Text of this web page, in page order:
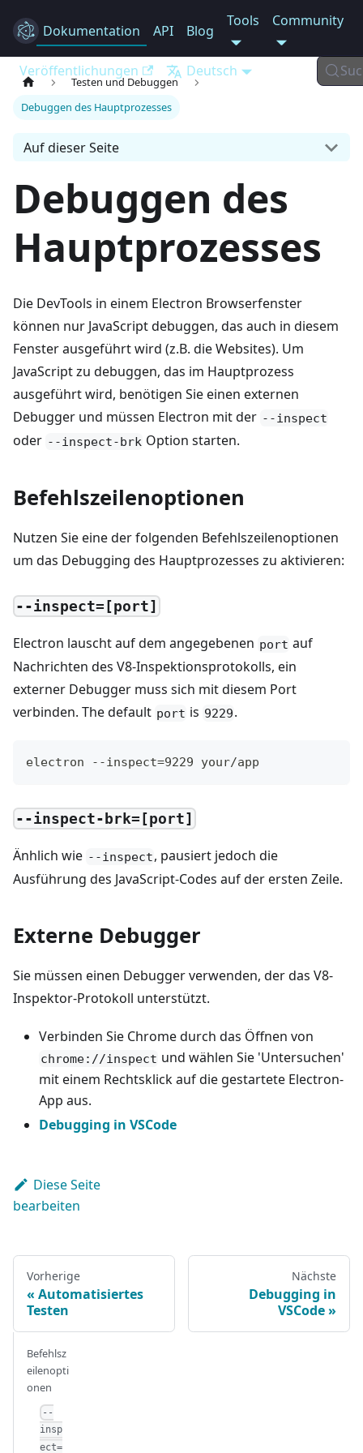
Electron
Dokumentation API Blog
Tools Community
Veröffentlichungen Deutsch
Testen und Debuggen
Debuggen des Hauptprozesses
Auf dieser Seite
Debuggen des
Hauptprozesses
Die DevTools in einem Electron Browserfenster
können nur JavaScript debuggen, das auch in diesem
Fenster ausgeführt wird (z.B. die Websites). Um
JavaScript zu debuggen, das im Hauptprozess
ausgeführt wird, benötigen Sie einen externen
Debugger und müssen Electron mit der --inspect
oder --inspect-brk Option starten.
Befehlszeilenoptionen
Nutzen Sie eine der folgenden Befehlszeilenoptionen
um das Debugging des Hauptprozesses zu aktivieren:
--inspect=[port]
Electron lauscht auf dem angegebenen port auf
Nachrichten des V8-Inspektionsprotokolls, ein
externer Debugger muss sich mit diesem Port
verbinden. The default port is 9229.
electron --inspect=9229 your/app
--inspect-brk=[port]
Änhlich wie --inspect, pausiert jedoch die
Ausführung des JavaScript-Codes auf der ersten Zeile.
Externe Debugger
Sie müssen einen Debugger verwenden, der das V8-
Inspektor-Protokoll unterstützt.
Verbinden Sie Chrome durch das Öffnen von
chrome://inspect und wählen Sie 'Untersuchen'
mit einem Rechtsklick auf die gestartete Electron-
App aus.
Debugging in VSCode
Diese Seite
bearbeiten
Vorherige
Automatisiertes
Testen
Nächste
Debugging in
VSCode
Befehlsz
eilenopti
onen
--
insp
ect=